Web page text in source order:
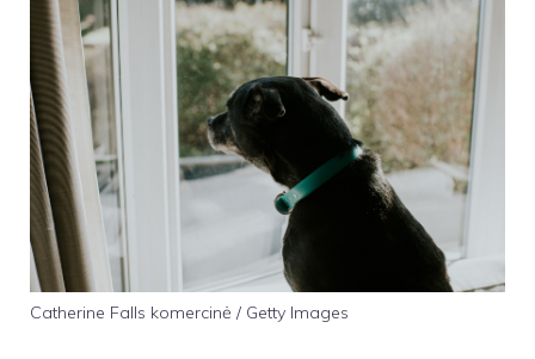
Catherine Falls komercinė / Getty Images